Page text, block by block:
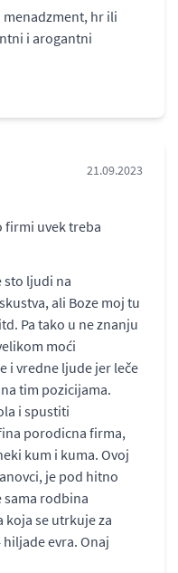
menadzment, hr ili
i arogantni
21.09.2023
firmi uvek treba
sto ljudi na
ali Boze moj tu
Pa tako u ne znanju
moći
i vredne ljude jer leče
tim pozicijama.
i spustiti
porodicna firma,
kum i kuma. Ovoj
je pod hitno
sama rodbina
koja se utrkuje za
evra. Onaj